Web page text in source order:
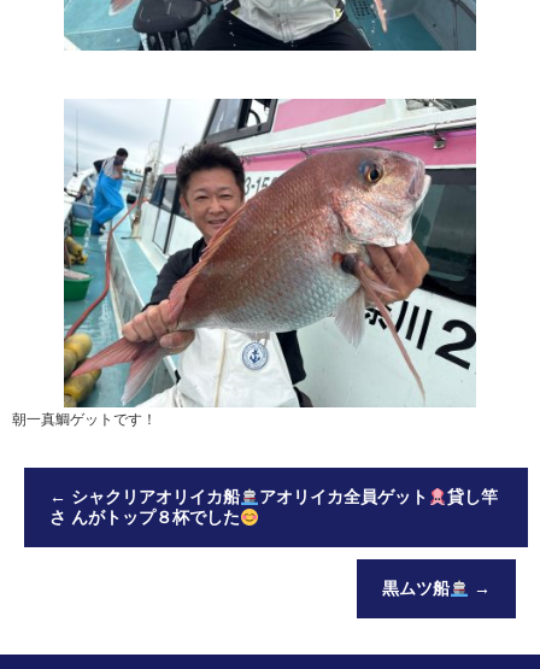
朝一真鯛ゲットです！
← シャクリアオリイカ船 アオリイカ全員ゲット
貸し竿
さ んがトップ８杯でした
黒ムツ船 →